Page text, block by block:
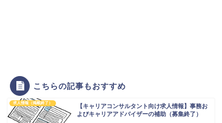
こちらの記事もおすすめ
求人情報（掲載終了）
【キャリアコンサルタント向け求人情報】事務お
よびキャリアアドバイザーの補助（募集終了）